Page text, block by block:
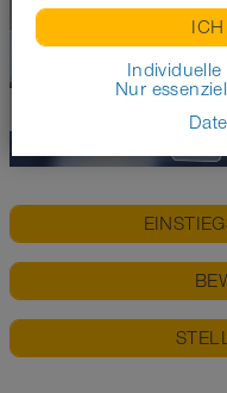
WIRNur